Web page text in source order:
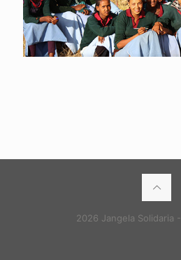
2026 Jangela Solidaria -